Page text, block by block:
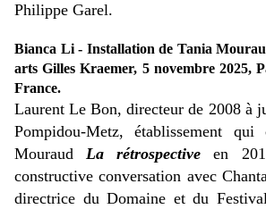
Philippe Garel.
Bianca Li - Installation de Tania
arts Gilles Kraemer, 5 novembre 2025,
France.
Laurent Le Bon, directeur de 2008 à
Pompidou-Metz, établissement qui
MouraudLa rétrospective en
constructive conversation avec
directrice du Domaine et du